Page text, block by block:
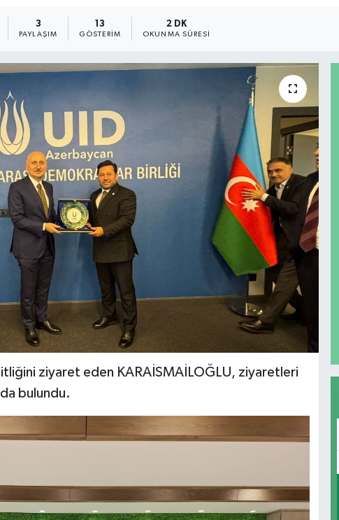
3
PAYLAŞIM
13
GÖSTERIM
2 DK
OKUNMA SÜRESI
ziyaret eden KARAİSMAİLOĞLU, ziyaretleri
bulundu.